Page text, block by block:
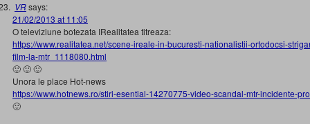
VRsays:
21/02/2013 at 11:05
O televiziune botezata IRealitatea titreaza:
https://www.realitatea.net/scene-ireale-in-bucuresti-nationalistii-ortodocsi-
film-la-mtr_1118080.html
🙂 🙂 🙂
Unora le place Hot-news
https://www.hotnews.ro/stiri-esential-14270775-video-scandal-mtr-incidente-
🙂